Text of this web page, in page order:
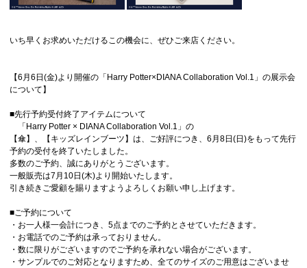
いち早くお求めいただけるこの機会に、ぜひご来店ください。
【6月6日(金)より開催の「Harry Potter×DIANA Collaboration Vol.1」の展示会
について】
■先行予約受付終了アイテムについて
「Harry Potter × DIANA Collaboration Vol.1」の
【傘】、【キッズレインブーツ】は、ご好評につき、6月8日(日)をもって先行
予約の受付を終了いたしました。
多数のご予約、誠にありがとうございます。
一般販売は7月10日(木)より開始いたします。
引き続きご愛顧を賜りますようよろしくお願い申し上げます。
■ご予約について
・お一人様一会計につき、5点までのご予約とさせていただきます。
・お電話でのご予約は承っておりません。
・数に限りがございますのでご予約を承れない場合がございます。
・サンプルでのご対応となりますため、全てのサイズのご用意はございませ